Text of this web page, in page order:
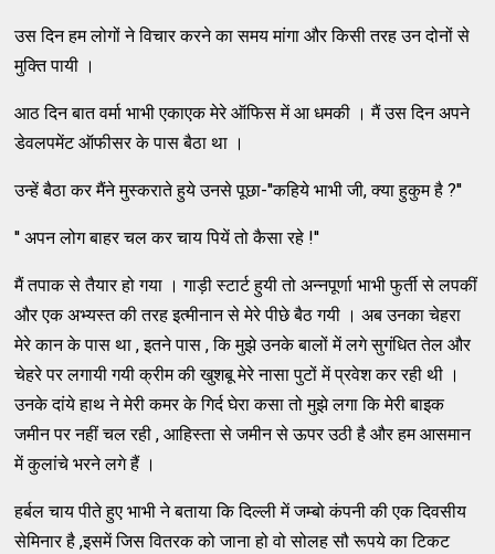
उस दिन हम लोगों ने विचार करने का समय मांगा और किसी तरह उन दोनों से
मुक्ति पायी ।
आठ दिन बात वर्मा भाभी एकाएक मेरे ऑफिस में आ धमकी । मैं उस दिन अपने
डेवलपमेंट ऑफीसर के पास बैठा था ।
उन्हें बैठा कर मैंने मुस्कराते हुये उनसे पूछा-''कहिये भाभी जी, क्या हुकुम है ?''
'' अपन लोग बाहर चल कर चाय पियें तो कैसा रहे !''
मैं तपाक से तैयार हो गया । गाड़ी स्टार्ट हुयी तो अन्नपूर्णा भाभी फुर्ती से लपकीं
और एक अभ्यस्त की तरह इत्मीनान से मेरे पीछे बैठ गयी । अब उनका चेहरा
मेरे कान के पास था , इतने पास , कि मुझे उनके बालों में लगे सुगंधित तेल और
चेहरे पर लगायी गयी क्रीम की खुशबू मेरे नासा पुटों में प्रवेश कर रही थी ।
उनके दांये हाथ ने मेरी कमर के गिर्द घेरा कसा तो मुझे लगा कि मेरी बाइक
जमीन पर नहीं चल रही , आहिस्ता से जमीन से ऊपर उठी है और हम आसमान
में कुलांचे भरने लगे हैं ।
हर्बल चाय पीते हुए भाभी ने बताया कि दिल्ली में जम्बो कंपनी की एक दिवसीय
सेमिनार है ,इसमें जिस वितरक को जाना हो वो सोलह सौ रूपये का टिकट